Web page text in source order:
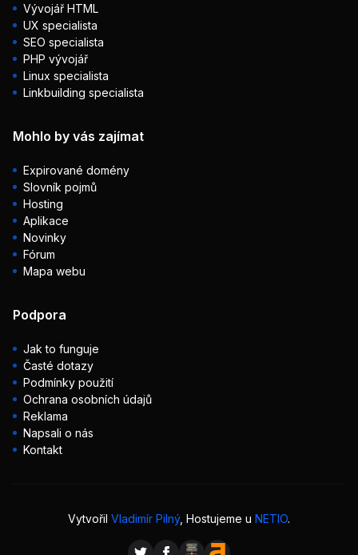
Vývojář HTML
UX specialista
SEO specialista
PHP vývojář
Linux specialista
Linkbuilding specialista
Mohlo by vás zajímat
Expirované domény
Slovník pojmů
Hosting
Aplikace
Novinky
Fórum
Mapa webu
Podpora
Jak to funguje
Časté dotazy
Podmínky použití
Ochrana osobních údajů
Reklama
Napsali o nás
Kontakt
Vytvořil Vladimír Pilný, Hostujeme u NETIO.